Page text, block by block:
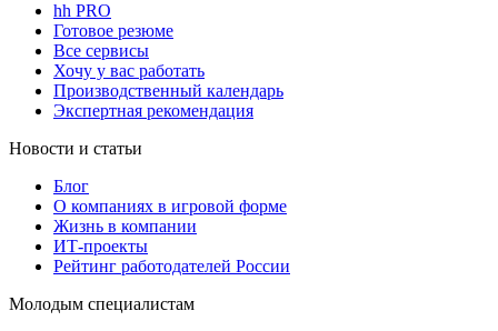
hh PRO
Готовое резюме
Все сервисы
Хочу у вас работать
Производственный календарь
Экспертная рекомендация
Новости и статьи
Блог
О компаниях в игровой форме
Жизнь в компании
ИТ-проекты
Рейтинг работодателей России
Молодым специалистам